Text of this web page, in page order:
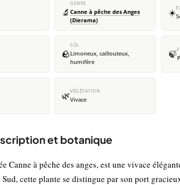
🔬
GENRE
Canne à pêche des Anges
(Dierama)
☀️
🪨
SOL
Limoneux, caillouteux,
humifère
🍃
🌿VÉGÉTATION
Vivace
et botanique
Canne à pêche des anges, est une vivace
cette plante se distingue par son port